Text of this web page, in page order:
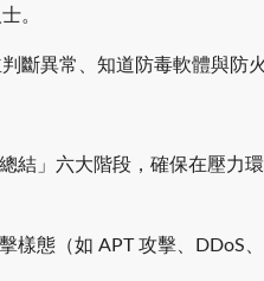
。
斷異常、知道防毒軟體與防
結」六大階段，確保在壓力
態（如 APT 攻擊、DDoS